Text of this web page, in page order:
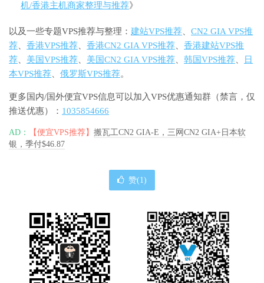
机/香港主机商家整理与推荐》
以及一些专题VPS推荐与整理： 建站VPS推荐
CN2 GIA VPS推
荐
香港VPS推荐 香港CN2 GIA VPS推荐
香港建站VPS推
荐
美国VPS推荐 美国CN2 GIA VPS推荐 韩国VPS推荐
日
本VPS推荐
俄罗斯VPS推荐。
更多国内/国外便宜VPS信息可以加入VPS优惠通知群（禁言，仅
推送优惠）： 1035854666
AD： 【便宜VPS推荐】 搬瓦工CN2 GIA-E，三网CN2 GIA+日本软
银，季付$46.87
赞(1)